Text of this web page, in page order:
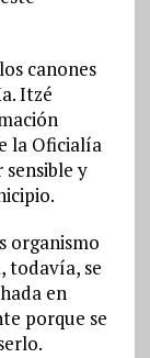
canones
Itzé
la Oficialía
sensible y
organismo
todavía, se
en
porque se